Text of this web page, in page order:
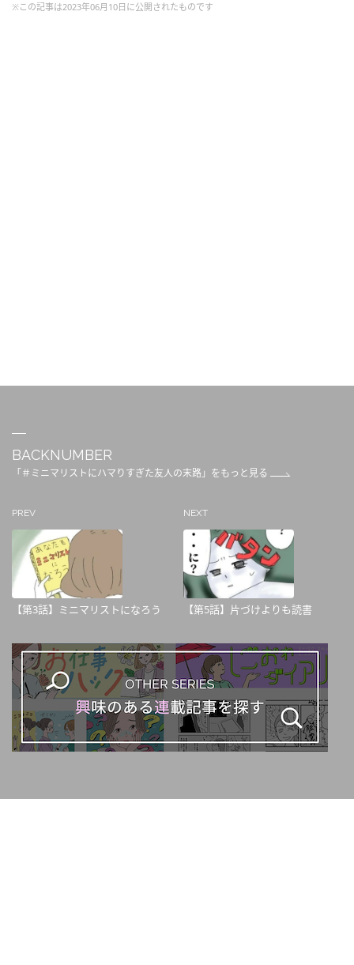
※この記事は2023年06月10日に公開されたものです
BACKNUMBER
「＃ミニマリストにハマりすぎた友人の末路」をもっと見る
PREV
【第3話】ミニマリストになろう
NEXT
【第5話】片づけよりも読書